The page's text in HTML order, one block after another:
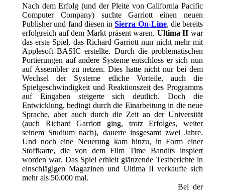
Nach dem Erfolg (und der Pleite von California Pacific
Computer Company) suchte Garriott einen neuen
Publisher und fand diesen inSierra On-Line, die bereits
erfolgreich auf dem Markt präsent waren. Ultima II war
das erste Spiel, das Richard Garriott nun nicht mehr mit
Applesoft BASIC erstellte. Durch die problematischen
Portierungen auf andere Systeme entschloss er sich nun
auf Assembler zu netzen. Dies hatte nicht nur bei dem
Wechsel der Systeme etliche Vorteile, auch die
Spielgeschwindigkeit und Reaktionszeit des Programms
auf Eingaben steigerte sich deutlich. Doch die
Entwicklung, bedingt durch die Einarbeitung in die neue
Sprache, aber auch durch die Zeit an der Universität
(auch Richard Garriott ging, trotz Erfolges, weiter
seinem Studium nach), dauerte insgesamt zwei Jahre.
Und noch eine Neuerung kam hinzu, in Form einer
Stoffkarte, die von dem Film Time Bandits inspiert
worden war. Das Spiel erhielt glänzende Testberichte in
einschlägigen Magazinen und Ultima II verkaufte sich
mehr als 50.000 mal.
Bei der